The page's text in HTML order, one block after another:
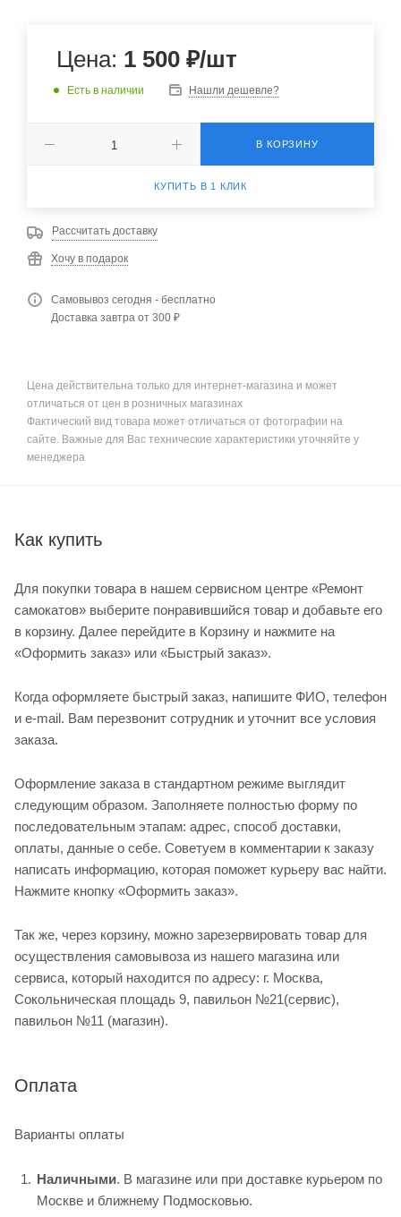
Цена: 1 500 ₽/шт
Есть в наличии Нашли дешевле?
В КОРЗИНУ
КУПИТЬ В 1 КЛИК
Рассчитать доставку
Хочу в подарок
Самовывоз сегодня - бесплатно
Доставка завтра от 300 ₽
Цена действительна только для интернет-магазина и может
отличаться от цен в розничных магазинах
Фактический вид товара может отличаться от фотографии на
сайте. Важные для Вас технические характеристики уточняйте у
менеджера
Как купить
Для покупки товара в нашем сервисном центре «Ремонт
самокатов» выберите понравившийся товар и добавьте его
в корзину. Далее перейдите в Корзину и нажмите на
«Оформить заказ» или «Быстрый заказ».
Когда оформляете быстрый заказ, напишите ФИО, телефон
и e-mail. Вам перезвонит сотрудник и уточнит все условия
заказа.
Оформление заказа в стандартном режиме выглядит
следующим образом. Заполняете полностью форму по
последовательным этапам: адрес, способ доставки,
оплаты, данные о себе. Советуем в комментарии к заказу
написать информацию, которая поможет курьеру вас найти.
Нажмите кнопку «Оформить заказ».
Так же, через корзину, можно зарезервировать товар для
осуществления самовывоза из нашего магазина или
сервиса, который находится по адресу: г. Москва,
Сокольническая площадь 9, павильон №21(сервис),
павильон №11 (магазин).
Оплата
Варианты оплаты
Наличными. В магазине или при доставке курьером по
Москве и ближнему Подмосковью.